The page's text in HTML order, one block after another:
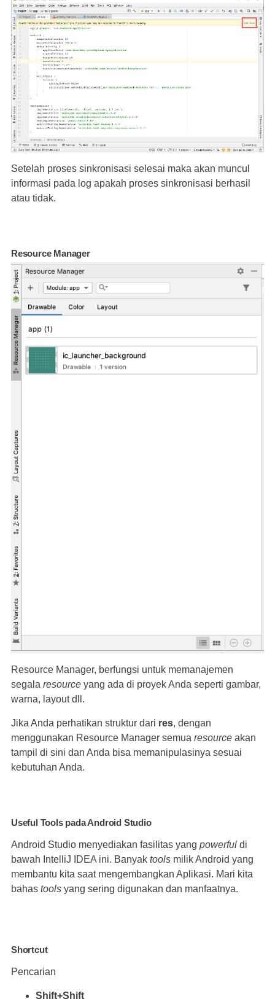
Setelah proses sinkronisasi selesai maka akan muncul
informasi pada log apakah proses sinkronisasi berhasil
atau tidak.
Resource Manager
Resource Manager, berfungsi untuk memanajemen
segala resource yang ada di proyek Anda seperti gambar,
warna, layout dll.
Jika Anda perhatikan struktur dari res, dengan
menggunakan Resource Manager semua resource akan
tampil di sini dan Anda bisa memanipulasinya sesuai
kebutuhan Anda.
Useful Tools pada Android Studio
Android Studio menyediakan fasilitas yang powerful di
bawah IntelliJ IDEA ini. Banyak tools milik Android yang
membantu kita saat mengembangkan Aplikasi. Mari kita
bahas tools yang sering digunakan dan manfaatnya.
Shortcut
Pencarian
Shift+Shift